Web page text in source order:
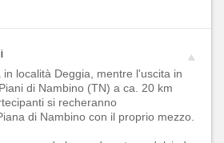
località Deggia, mentre l'uscita in
di Nambino (TN) a ca. 20 km
si recheranno
di Nambino con il proprio mezzo.